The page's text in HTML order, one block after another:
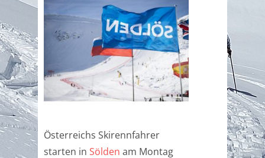
Österreichs Skirennfahrer
starten in Sölden am Montag